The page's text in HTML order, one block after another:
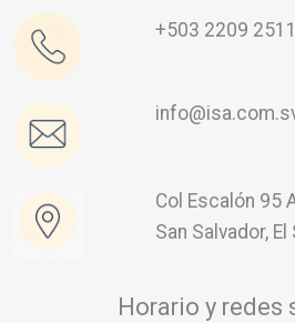
+503 2209
Col Escalón 95
San Salvador,
Horario y redes